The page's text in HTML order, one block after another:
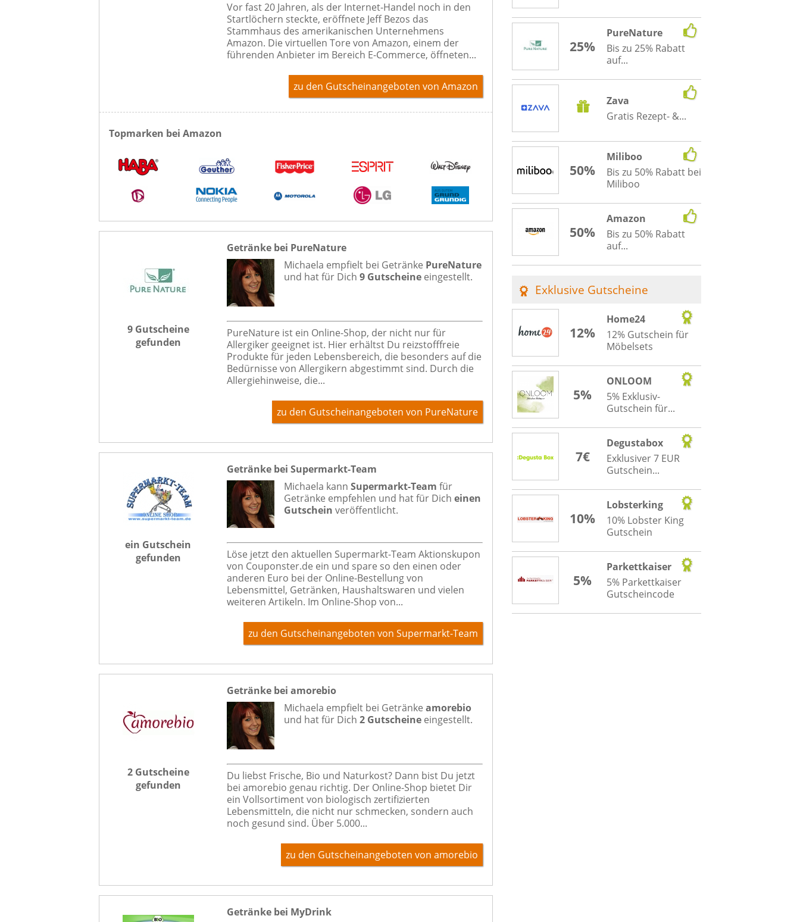
Vor fast 20 Jahren, als der Internet-Handel noch in den
Startlöchern steckte, eröffnete Jeff Bezos das
Stammhaus des amerikanischen Unternehmens
Amazon. Die virtuellen Tore von Amazon, einem der
führenden Anbieter im Bereich E-Commerce, öffneten...
zu den Gutscheinangeboten von Amazon
Topmarken bei Amazon
9 Gutscheine
gefunden
Getränke bei PureNature
Michaela empfielt bei Getränke PureNature
und hat für Dich 9 Gutscheineeingestellt.
PureNature ist ein Online-Shop, der nicht nur für
Allergiker geeignet ist. Hier erhältst Du reizstofffreie
Produkte für jeden Lebensbereich, die besonders auf die
Bedürnisse von Allergikern abgestimmt sind. Durch die
Allergiehinweise, die...
zu den Gutscheinangeboten von PureNature
ein Gutschein
gefunden
Getränke bei Supermarkt-Team
Michaela kann Supermarkt-Team für
Getränke empfehlen und hat für Dich einen
Gutschein veröffentlicht.
Löse jetzt den aktuellen Supermarkt-Team Aktionskupon
von Couponster.de ein und spare so den einen oder
anderen Euro bei der Online-Bestellung von
Lebensmittel, Getränken, Haushaltswaren und vielen
weiteren Artikeln. Im Online-Shop von...
zu den Gutscheinangeboten von Supermarkt-Team
2 Gutscheine
gefunden
Getränke bei amorebio
Michaela empfielt bei Getränke amorebio
und hat für Dich 2 Gutscheineeingestellt.
Du liebst Frische, Bio und Naturkost? Dann bist Du jetzt
bei amorebio genau richtig. Der Online-Shop bietet Dir
ein Vollsortiment von biologisch zertifizierten
Lebensmitteln, die nicht nur schmecken, sondern auch
noch gesund sind. Über 5.000...
zu den Gutscheinangeboten von amorebio
Getränke bei MyDrink
25%
PureNature
Bis zu 25% Rabatt
auf...
Zava
Gratis Rezept- &...
50%
Miliboo
Bis zu 50% Rabatt bei
Miliboo
50%
Amazon
Bis zu 50% Rabatt
auf...
Exklusive Gutscheine
12%
Home24
12% Gutschein für
Möbelsets
5%
ONLOOM
5% Exklusiv-
Gutschein für...
7€
Degustabox
Exklusiver 7 EUR
Gutschein...
10%
Lobsterking
10% Lobster King
Gutschein
5%
Parkettkaiser
5% Parkettkaiser
Gutscheincode